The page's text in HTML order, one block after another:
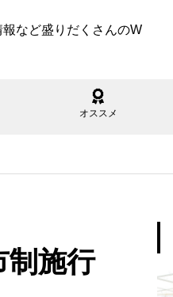
など盛りだくさんのW
オススメ
制施行